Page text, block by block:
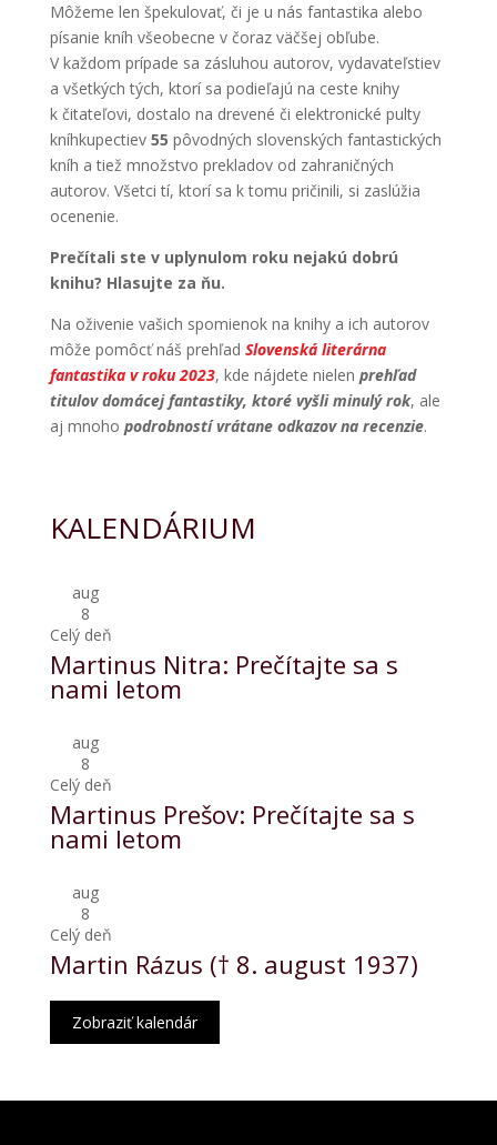
Môžeme len špekulovať, či je u nás fantastika alebo
písanie kníh všeobecne v čoraz väčšej obľube.
V každom prípade sa zásluhou autorov, vydavateľstiev
a všetkých tých, ktorí sa podieľajú na ceste knihy
k čitateľovi, dostalo na drevené či elektronické pulty
kníhkupectiev 55 pôvodných slovenských fantastických
kníh a tiež množstvo prekladov od zahraničných
autorov. Všetci tí, ktorí sa k tomu pričinili, si zaslúžia
ocenenie.
Prečítali ste v uplynulom roku nejakú dobrú
knihu? Hlasujte za ňu.
Na oživenie vašich spomienok na knihy a ich autorov
môže pomôcť náš prehľad Slovenská literárna
fantastika v roku 2023, kde nájdete nielen prehľad
titulov domácej fantastiky, ktoré vyšli minulý rok, ale
aj mnoho podrobností vrátane odkazov na recenzie.
KALENDÁRIUM
aug
8
Celý deň
Martinus Nitra: Prečítajte sa s
nami letom
aug
8
Celý deň
Martinus Prešov: Prečítajte sa s
nami letom
aug
8
Celý deň
Martin Rázus († 8. august 1937)
Zobraziť kalendár